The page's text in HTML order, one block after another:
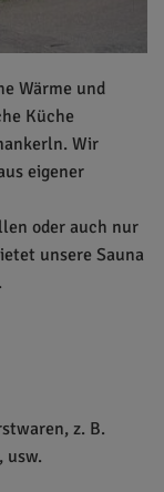
Wärme und
Küche
Wir
eigener
oder auch nur
unsere Sauna
z. B.
usw.